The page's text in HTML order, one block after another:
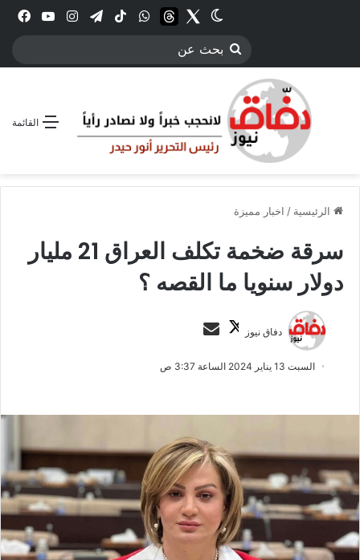
انستقرامتيلقرام‫TikTokواتسابthreadsTwitter
الوضع المظلم
بحث
القائمة
الرئيسية / اخبار مميزة
سرقة ضخمة تكلف العراق 21 مليار
دولار سنويا ما القصه ؟
دفاق نيوز
ت
ب
ل
ى
X
س
ر
ي
د
ا
إ
ل
ك
السبت 13 يناير 2024 الساعة 3:37 ص